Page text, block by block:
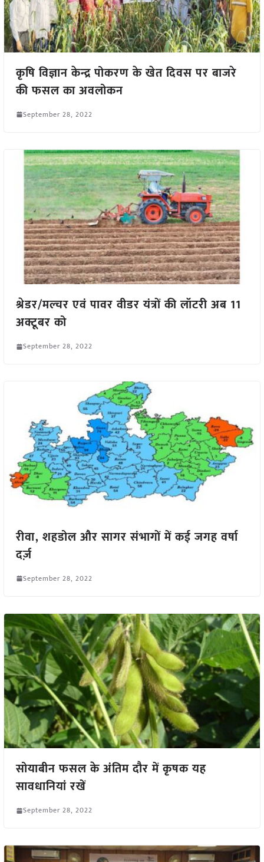
कृषि विज्ञान केन्द्र पोकरण के खेत दिवस पर बाजरे
की फसल का अवलोकन
September 28, 2022
श्रेडर/मल्चर एवं पावर वीडर यंत्रों की लॉटरी अब 11
अक्टूबर को
September 28, 2022
रीवा, शहडोल और सागर संभागों में कई जगह वर्षा
दर्ज़
September 28, 2022
सोयाबीन फसल के अंतिम दौर में कृषक यह
सावधानियां रखें
September 28, 2022